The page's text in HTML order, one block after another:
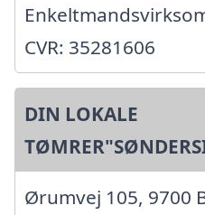
CVR: 35281606
DIN LOKALE
Ørumvej 105, 9700